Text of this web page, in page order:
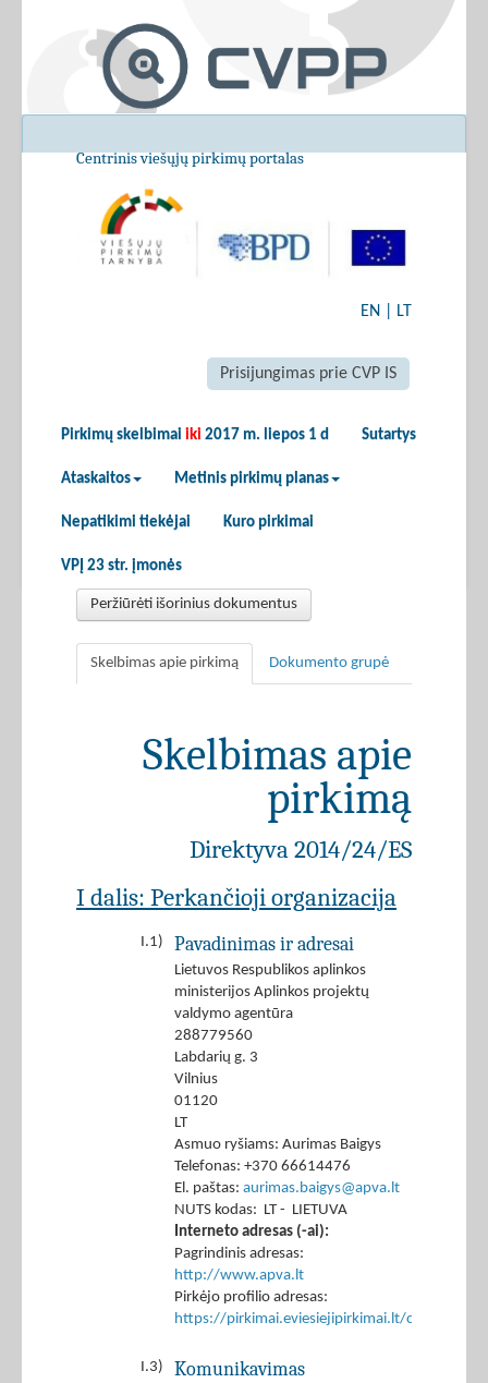
Centrinis viešųjų pirkimų portalas
EN LT
Prisijungimas prie CVP IS
Pirkimų skelbimai iki 2017 m. liepos 1 d Sutartys
Ataskaitos Metinis pirkimų planas
Nepatikimi tiekėjai Kuro pirkimai
VPĮ 23 str. įmonės
Peržiūrėti išorinius dokumentus
Skelbimas apie pirkimą Dokumento grupė
Skelbimas apie
pirkimą
Direktyva 2014/24/ES
I dalis: Perkančioji organizacija
I.1) Pavadinimas ir adresai
Lietuvos Respublikos aplinkos
ministerijos Aplinkos projektų
valdymo agentūra
288779560
Labdarių g. 3
Vilnius
01120
LT
Asmuo ryšiams: Aurimas Baigys
Telefonas: +370 66614476
El. paštas: aurimas.baigys@apva.lt
NUTS kodas: LT - LIETUVA
Interneto adresas (-ai):
Pagrindinis adresas:
http://www.apva.lt
Pirkėjo profilio adresas:
https://pirkimai.eviesiejipirkimai.lt/ctm/
I.3) Komunikavimas